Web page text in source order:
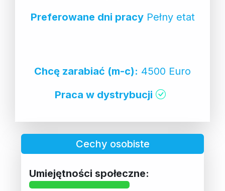
Preferowane dni pracyPełny etat
Chcę zarabiać (m-c): 4500 Euro
Praca w dystrybucji
Cechy osobiste
Umiejętności społeczne: